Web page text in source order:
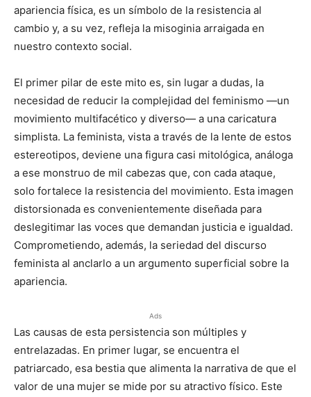
apariencia física, es un símbolo de la resistencia al
cambio y, a su vez, refleja la misoginia arraigada en
nuestro contexto social.
El primer pilar de este mito es, sin lugar a dudas, la
necesidad de reducir la complejidad del feminismo —un
movimiento multifacético y diverso— a una caricatura
simplista. La feminista, vista a través de la lente de estos
estereotipos, deviene una figura casi mitológica, análoga
a ese monstruo de mil cabezas que, con cada ataque,
solo fortalece la resistencia del movimiento. Esta imagen
distorsionada es convenientemente diseñada para
deslegitimar las voces que demandan justicia e igualdad.
Comprometiendo, además, la seriedad del discurso
feminista al anclarlo a un argumento superficial sobre la
apariencia.
Ads
Las causas de esta persistencia son múltiples y
entrelazadas. En primer lugar, se encuentra el
patriarcado, esa bestia que alimenta la narrativa de que el
valor de una mujer se mide por su atractivo físico. Este